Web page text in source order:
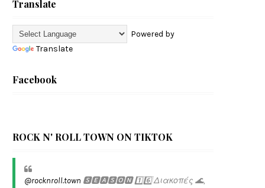
Translate
Powered by
Translate
Facebook
ROCK N' ROLL TOWN ON TIKTOK
@rocknroll.town 🆂🅴🅰🆂🅾🅽 1️⃣6️⃣ Διακοπές 🌊,